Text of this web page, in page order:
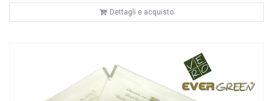
Dettagli e acquisto